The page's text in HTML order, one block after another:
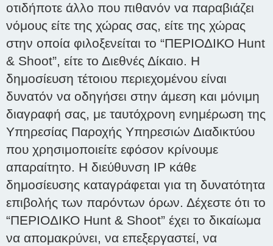
οτιδήποτε άλλο που πιθανόν να παραβιάζει
νόμους είτε της χώρας σας, είτε της χώρας
στην οποία φιλοξενείται το “ΠΕΡΙΟΔΙΚΟ Hunt
& Shoot”, είτε το Διεθνές Δίκαιο. Η
δημοσίευση τέτοιου περιεχομένου είναι
δυνατόν να οδηγήσει στην άμεση και μόνιμη
διαγραφή σας, με ταυτόχρονη ενημέρωση της
Υπηρεσίας Παροχής Υπηρεσιών Διαδικτύου
που χρησιμοποιείτε εφόσον κρίνουμε
απαραίτητο. Η διεύθυνση IP κάθε
δημοσίευσης καταγράφεται για τη δυνατότητα
επιβολής των παρόντων όρων. Δέχεστε ότι το
“ΠΕΡΙΟΔΙΚΟ Hunt & Shoot” έχει το δικαίωμα
να απομακρύνει, να επεξεργαστεί, να